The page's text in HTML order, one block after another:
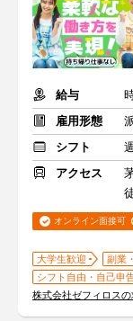
給与
雇用形態
シフト
アクセス
オンライン面接可
大学生歓迎 副業
シフト自由・自己申
株式会社ゼフィロス